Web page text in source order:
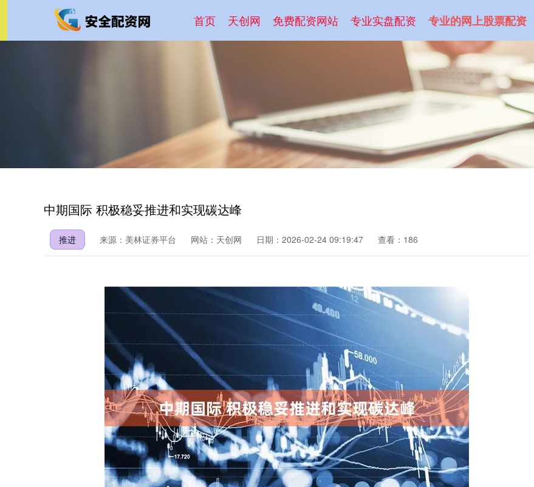
首页 天创网 免费配资网站 专业实盘配资 专业的网上股票配资
中期国际 积极稳妥推进和实现碳达峰
推进 来源：美林证券平台 网站：天创网 日期：2026-02-24 09:19:47 查看：186